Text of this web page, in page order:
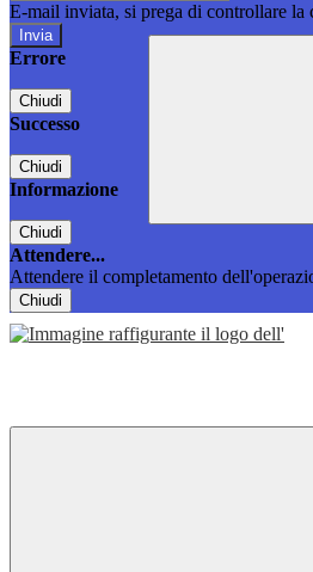
E-mail inviata, si prega di controllare la
Errore
Chiudi
Successo
Chiudi
Informazione
Chiudi
Attendere...
Attendere il completamento
Chiudi